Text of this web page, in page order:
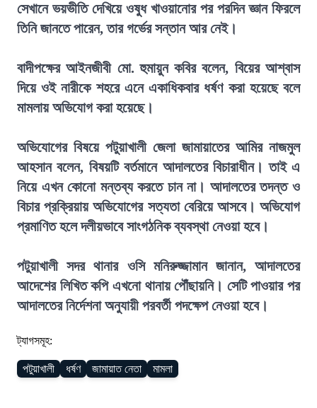
সেখানে ভয়ভীতি দেখিয়ে ওষুধ খাওয়ানোর পর পরদিন জ্ঞান ফিরলে
তিনি জানতে পারেন, তার গর্ভের সন্তান আর নেই।
বাদীপক্ষের আইনজীবী মো. হুমায়ুন কবির বলেন, বিয়ের আশ্বাস
দিয়ে ওই নারীকে শহরে এনে একাধিকবার ধর্ষণ করা হয়েছে বলে
মামলায় অভিযোগ করা হয়েছে।
অভিযোগের বিষয়ে পটুয়াখালী জেলা জামায়াতের আমির নাজমুল
আহসান বলেন, বিষয়টি বর্তমানে আদালতের বিচারাধীন। তাই এ
নিয়ে এখন কোনো মন্তব্য করতে চান না। আদালতের তদন্ত ও
বিচার প্রক্রিয়ায় অভিযোগের সত্যতা বেরিয়ে আসবে। অভিযোগ
প্রমাণিত হলে দলীয়ভাবে সাংগঠনিক ব্যবস্থা নেওয়া হবে।
পটুয়াখালী সদর থানার ওসি মনিরুজ্জামান জানান, আদালতের
আদেশের লিখিত কপি এখনো থানায় পৌঁছায়নি। সেটি পাওয়ার পর
আদালতের নির্দেশনা অনুযায়ী পরবর্তী পদক্ষেপ নেওয়া হবে।
ট্যাগসমূহ:
পটুয়াখালী ধর্ষণ জামায়াত নেতা মামলা